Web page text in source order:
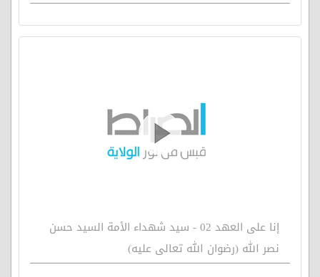
إنا على العهد 02 - سيد شهداء الأمة السيد حسن
نصر الله (رضوان الله تعالى عليه)